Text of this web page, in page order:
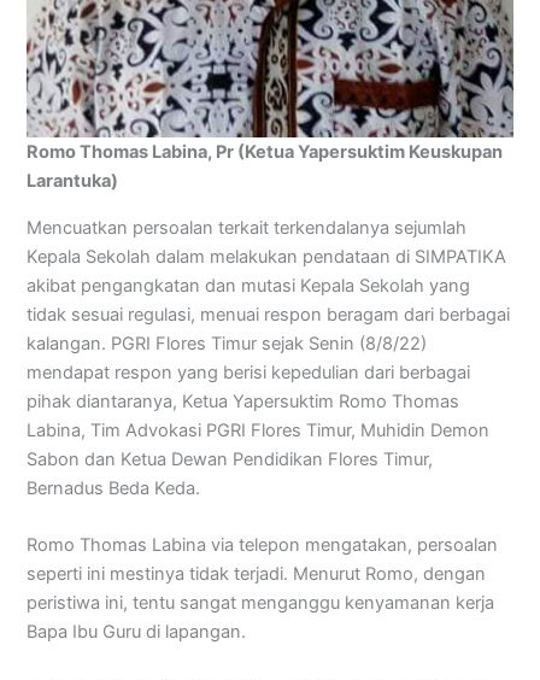
Romo Thomas Labina, Pr (Ketua Yapersuktim Keuskupan
Larantuka)
Mencuatkan persoalan terkait terkendalanya sejumlah
Kepala Sekolah dalam melakukan pendataan di SIMPATIKA
akibat pengangkatan dan mutasi Kepala Sekolah yang
tidak sesuai regulasi, menuai respon beragam dari berbagai
kalangan. PGRI Flores Timur sejak Senin (8/8/22)
mendapat respon yang berisi kepedulian dari berbagai
pihak diantaranya, Ketua Yapersuktim Romo Thomas
Labina, Tim Advokasi PGRI Flores Timur, Muhidin Demon
Sabon dan Ketua Dewan Pendidikan Flores Timur,
Bernadus Beda Keda.
Romo Thomas Labina via telepon mengatakan, persoalan
seperti ini mestinya tidak terjadi. Menurut Romo, dengan
peristiwa ini, tentu sangat menganggu kenyamanan kerja
Bapa Ibu Guru di lapangan.